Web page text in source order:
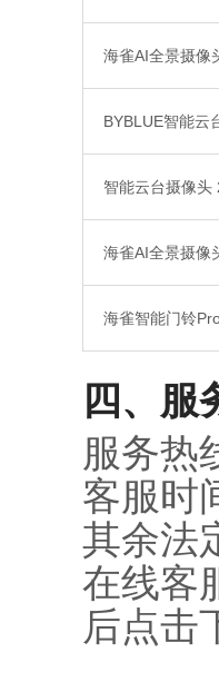
海雀AI全景摄像
BYBLUE智能云
智能云台摄像头
海雀AI全景摄像
海雀智能门铃
四、服
服务热
客服时
其余法
在线客
后点击